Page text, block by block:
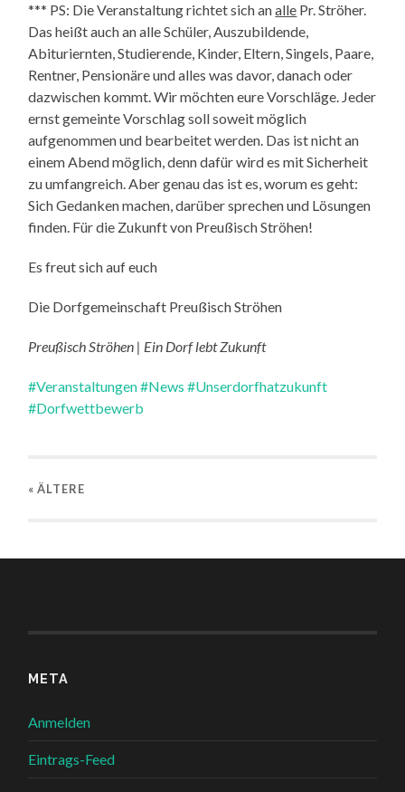
*** PS: Die Veranstaltung richtet sich analle Pr. Ströher.
Das heißt auch an alle Schüler, Auszubildende,
Abituriernten, Studierende, Kinder, Eltern, Singels, Paare,
Rentner, Pensionäre und alles was davor, danach oder
dazwischen kommt. Wir möchten eure Vorschläge. Jeder
ernst gemeinte Vorschlag soll soweit möglich
aufgenommen und bearbeitet werden. Das ist nicht an
einem Abend möglich, denn dafür wird es mit Sicherheit
zu umfangreich. Aber genau das ist es, worum es geht:
Sich Gedanken machen, darüber sprechen und Lösungen
finden. Für die Zukunft von Preußisch Ströhen!
Es freut sich auf euch
Die Dorfgemeinschaft Preußisch Ströhen
Preußisch Ströhen | Ein Dorf lebt Zukunft
#Veranstaltungen#News #Unserdorfhatzukunft
#Dorfwettbewerb
« ÄLTERE
META
Anmelden
Eintrags-Feed